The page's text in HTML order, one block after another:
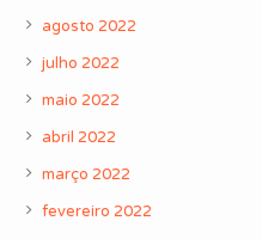
agosto 2022
julho 2022
maio 2022
abril 2022
março 2022
fevereiro 2022